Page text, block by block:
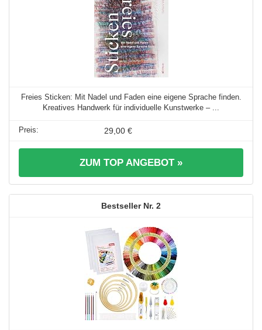
Freies Sticken: Mit Nadel und Faden eine eigene Sprache finden.
Kreatives Handwerk für individuelle Kunstwerke – ...
29,00 €
ZUM TOP ANGEBOT »
2